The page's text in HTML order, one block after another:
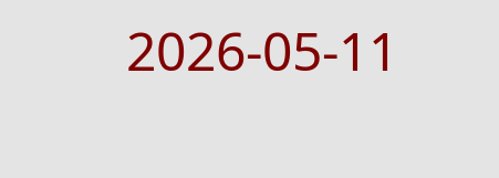
2026-05-11